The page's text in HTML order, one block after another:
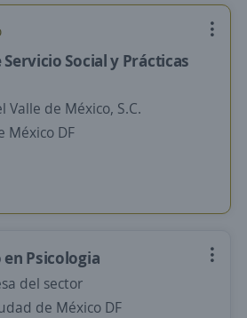
Social y Prácticas
Valle de México, S.C.
México DF
en Psicologia
del sector
de México DF